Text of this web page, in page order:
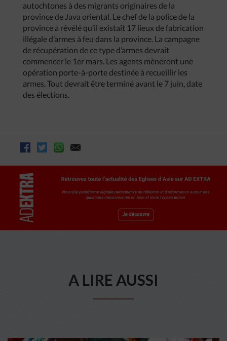
autochtones à des migrants originaires de la
province de Java oriental. Le chef de la police de la
province a révélé qu’il existait 17 lieux de fabrication
illégale d’armes à feu dans la province. La campagne
de récupération de ce type d’armes devrait
commencer le 1er mars. Les agents mèneront une
opération porte-à-porte destinée à recueillir les
armes. Tout devrait être terminé avant le 7 juin, date
des élections.
A LIRE AUSSI